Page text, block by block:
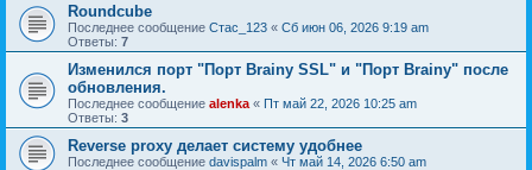
Roundcube
Последнее сообщение Стас_123 « Сб июн 06, 2026 9:19 am
Ответы: 7
Изменился порт "Порт Brainy SSL" и "Порт Brainy" после
обновления.
Последнее сообщение alenka « Пт май 22, 2026 10:25 am
Ответы: 3
Reverse proxy делает систему удобнее
Последнее сообщение davispalm « Чт май 14, 2026 6:50 am